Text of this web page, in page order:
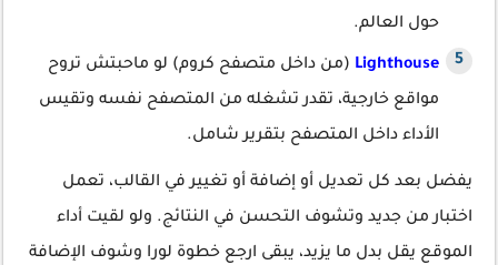
حول العالم.
Lighthouse (من داخل متصفح كروم) لو ماحبتش تروح
مواقع خارجية، تقدر تشغله من المتصفح نفسه وتقيس
الأداء داخل المتصفح بتقرير شامل.
يفضل بعد كل تعديل أو إضافة أو تغيير في القالب، تعمل
اختبار من جديد وتشوف التحسن في النتائج. ولو لقيت أداء
الموقع يقل بدل ما يزيد، يبقى ارجع خطوة لورا وشوف الإضافة